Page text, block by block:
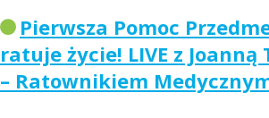
Pierwsza Pomoc
ratuje życie! LIVE z Joanną
– Ratownikiem